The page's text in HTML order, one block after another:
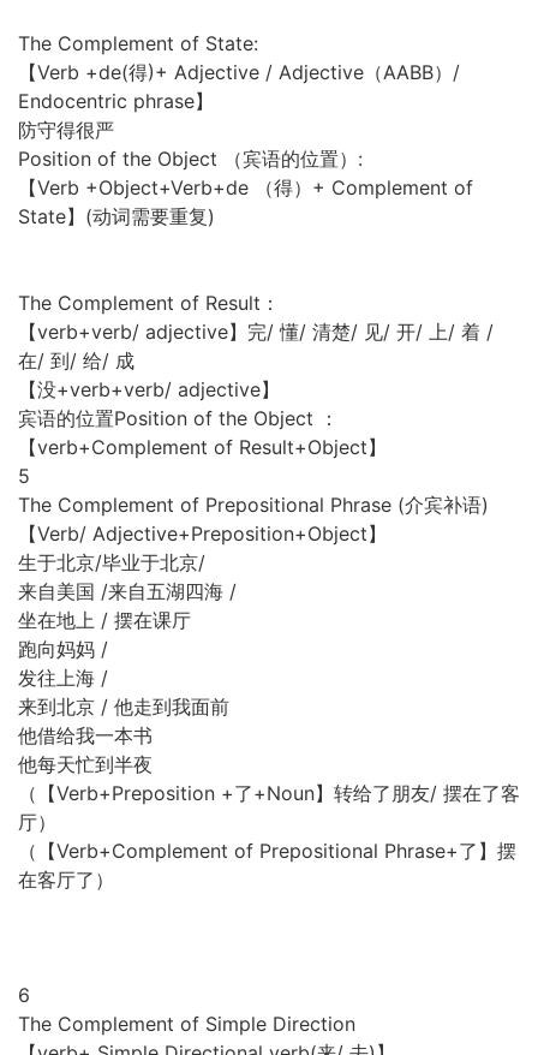
The Complement of State:
【Verb +de(得)+ Adjective / Adjective（AABB）/
Endocentric phrase】
防守得很严
Position of the Object （宾语的位置）:
【Verb +Object+Verb+de （得）+ Complement of
State】(动词需要重复)
The Complement of Result：
【verb+verb/ adjective】完/ 懂/ 清楚/ 见/ 开/ 上/ 着 /
在/ 到/ 给/ 成
【没+verb+verb/ adjective】
宾语的位置Position of the Object ：
【verb+Complement of Result+Object】
5
The Complement of Prepositional Phrase (介宾补语)
【Verb/ Adjective+Preposition+Object】
生于北京/毕业于北京/
来自美国 /来自五湖四海 /
坐在地上 / 摆在课厅
跑向妈妈 /
发往上海 /
来到北京 / 他走到我面前
他借给我一本书
他每天忙到半夜
（【Verb+Preposition +了+Noun】转给了朋友/ 摆在了客
厅）
（【Verb+Complement of Prepositional Phrase+了】摆
在客厅了）
6
The Complement of Simple Direction